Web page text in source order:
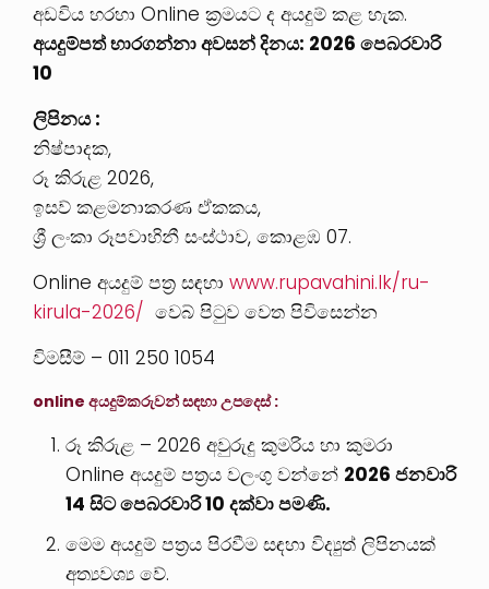
අඩවිය හරහා Online ක්‍රමයට ද අයදුම් කළ හැක.
අයදුම්පත් භාරගන්නා අවසන් දිනය: 2026 පෙබරවාරි
10
ලිපිනය :
නිෂ්පාදක,
රූ කිරුළ 2026,
ඉසව් කළමනාකරණ ඒකකය,
ශ්‍රී ලංකා රූපවාහිනී සංස්ථාව, කොළඹ 07.
Online අයදුම් පත්‍ර සඳහා www.rupavahini.lk/ru-
kirula-2026/ වෙබ් පිටුව වෙත පිවිසෙන්න
විමසීම් – 011 250 1054
online අයදුම්කරුවන් සඳහා උපදෙස් :
රූ කිරුළ – 2026 අවුරුදු කුමරිය හා කුමරා
Online අයදුම් පත්‍රය වලංගු වන්නේ 2026 ජනවාරි
14 සිට පෙබරවාරි 10 දක්වා පමණි.
මෙම අයදුම් පත්‍රය පිරවීම සඳහා විද්‍යුත් ලිපිනයක්
අත්‍යවශ්‍ය වේ.